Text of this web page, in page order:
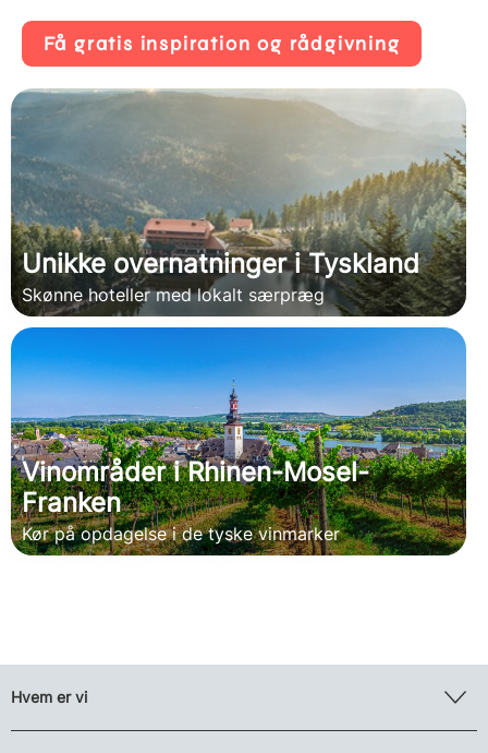
Få gratis inspiration og rådgivning
Unikke overnatninger i Tyskland
Skønne hoteller med lokalt særpræg
Vinområder i Rhinen-Mosel-
Franken
Kør på opdagelse i de tyske vinmarker
Hvem er vi